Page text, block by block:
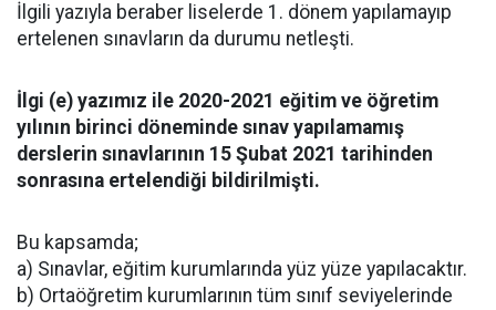
İlgili yazıyla beraber liselerde 1. dönem yapılamayıp
ertelenen sınavların da durumu netleşti.
İlgi (e) yazımız ile 2020-2021 eğitim ve öğretim
yılının birinci döneminde sınav yapılamamış
derslerin sınavlarının 15 Şubat 2021 tarihinden
sonrasına ertelendiği bildirilmişti.
Bu kapsamda;
a) Sınavlar, eğitim kurumlarında yüz yüze yapılacaktır.
b) Ortaöğretim kurumlarının tüm sınıf seviyelerinde